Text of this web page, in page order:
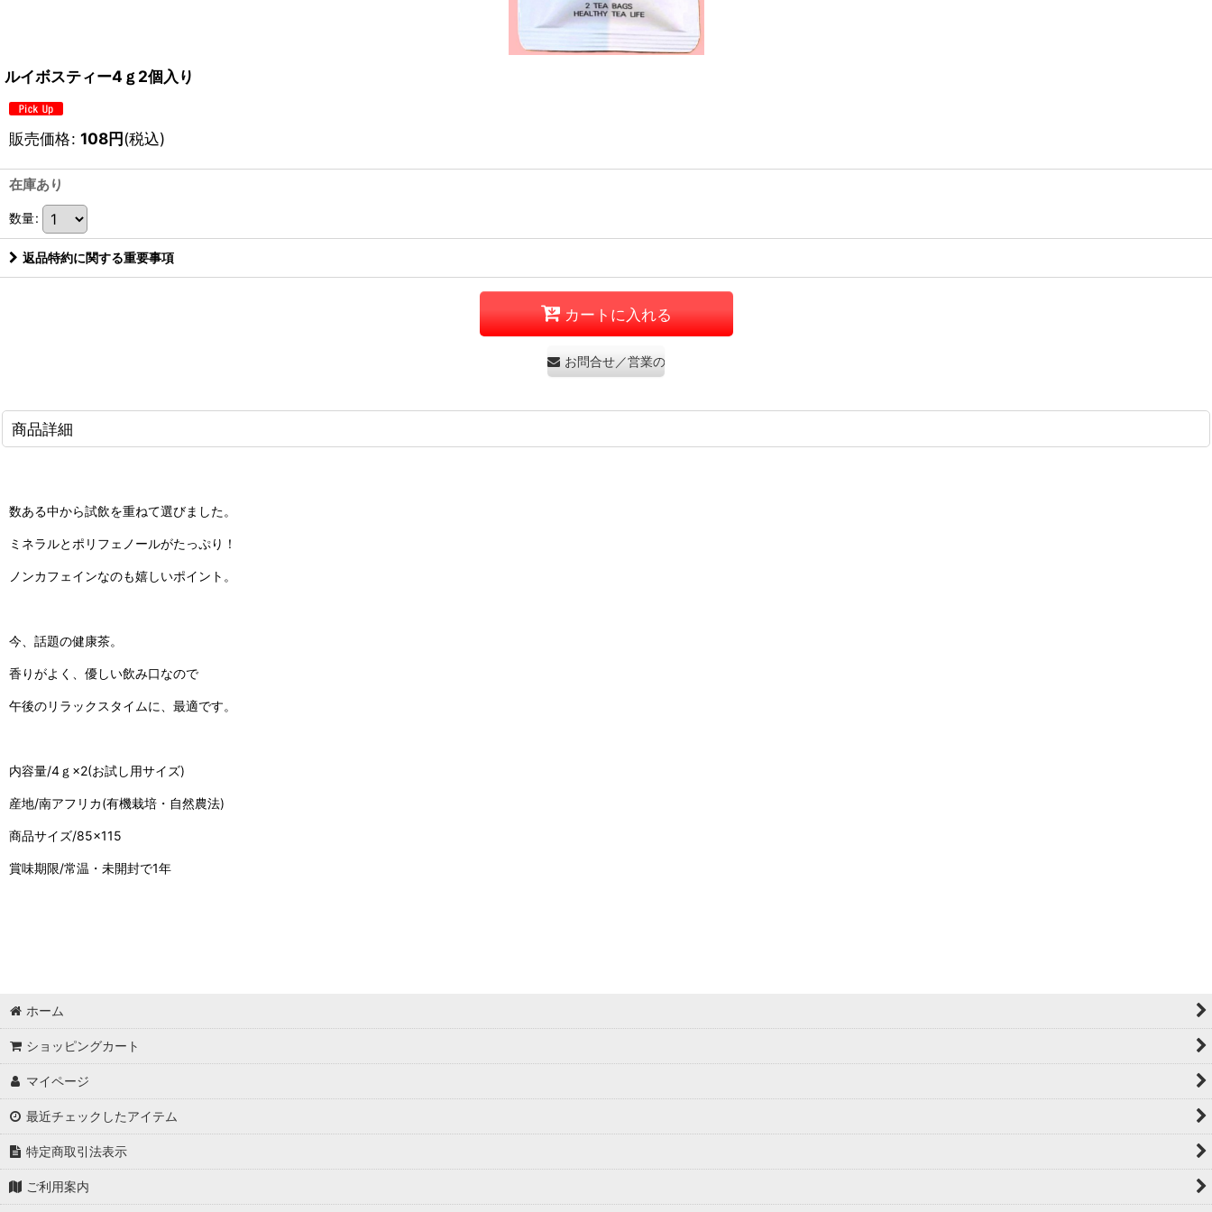
ルイボスティー4ｇ2個入り
販売価格: 108円(税込)
在庫あり
数量:
返品特約に関する重要事項
カートに入れる
お問合せ／営業のお問合せはご遠慮くださいませ
商品詳細
数ある中から試飲を重ねて選びました。
ミネラルとポリフェノールがたっぷり！
ノンカフェインなのも嬉しいポイント。
今、話題の健康茶。
香りがよく、優しい飲み口なので
午後のリラックスタイムに、最適です。
内容量/4ｇ×2(お試し用サイズ)
産地/南アフリカ(有機栽培・自然農法)
商品サイズ/85×115
賞味期限/常温・未開封で1年
ホーム
ショッピングカート
マイページ
最近チェックしたアイテム
特定商取引法表示
ご利用案内